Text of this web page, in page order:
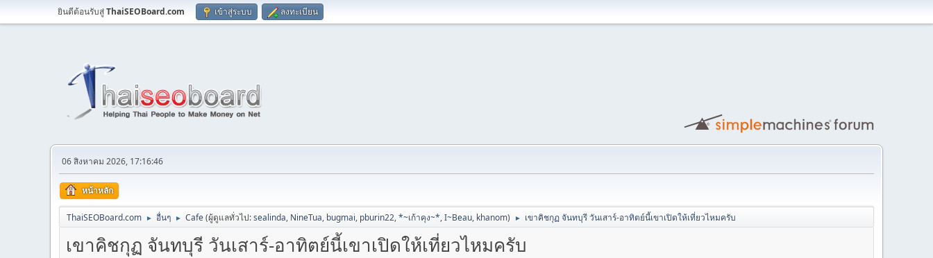
ยินดีต้อนรับสู่ThaiSEOBoard.com เข้าสู่ระบบ ลงทะเบียน
06 สิงหาคม 2026, 17:16:46
หน้าหลัก
ThaiSEOBoard.com ► อื่นๆ ► Cafe(ผู้ดูแลทั่วไป:sealinda, NineTua, bugmai, pburin22,*~เก้าคุง~*,I~Beau, khanom) ► เขาคิชกุฏ จันทบุรี วันเสาร์-อาทิตย์นี้เขาเปิดให้เที่ยวไหมครับ
เขาคิชกุฏ จันทบุรี วันเสาร์-อาทิตย์นี้เขาเปิดให้เที่ยวไหมครับ